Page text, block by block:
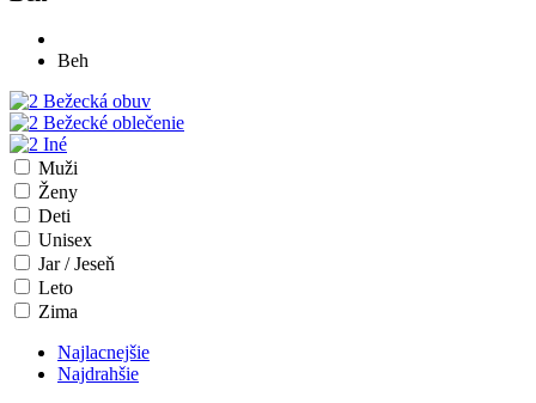
Beh
Bežecká obuv
Bežecké oblečenie
Iné
Muži
Ženy
Deti
Unisex
Jar / Jeseň
Leto
Zima
Najlacnejšie
Najdrahšie